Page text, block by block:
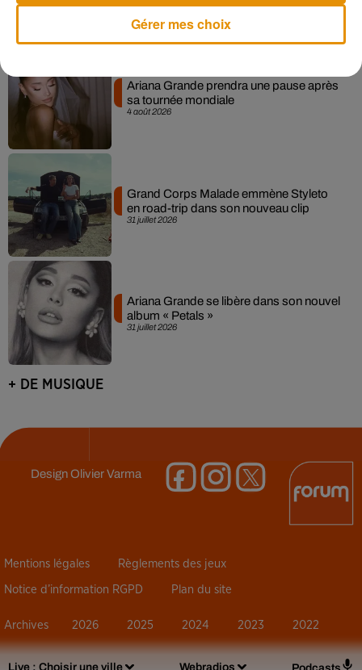
Live : Choisir une ville Webradios
4 août 2026
Ariana Grande prendra une pause après
sa tournée mondiale
31 juillet 2026
Grand Corps Malade emmène Styleto
en road-trip dans son nouveau clip
31 juillet 2026
Ariana Grande se libère dans son nouvel
album « Petals »
+ DE MUSIQUE
DesignOlivier Varma
Mentions légales Règlements des jeux
Notice d’information RGPD Plan du site
Archives 2026 2025 2024 2023 2022
Gérer mes choix